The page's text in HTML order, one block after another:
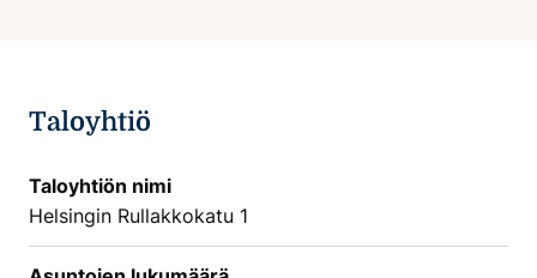
Taloyhtiö
Taloyhtiön nimi
Helsingin Rullakkokatu 1